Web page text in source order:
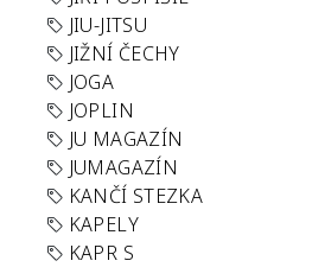
JIU-JITSU
JIŽNÍ ČECHY
JOGA
JOPLIN
JU MAGAZÍN
JUMAGAZÍN
KANČÍ STEZKA
KAPELY
KAPR S